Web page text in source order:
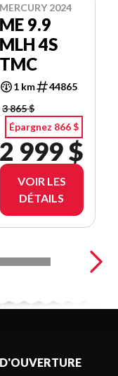
MERCURY 2024
ME 9.9
MLH 4S
TMC
1 km
44865
3 865 $
Épargnez 866 $
2 999 $
VOIR LES
DÉTAILS